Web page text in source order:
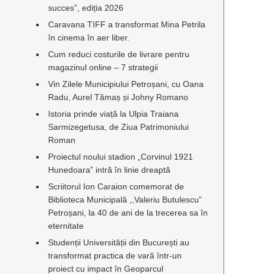
succes”, ediția 2026
Caravana TIFF a transformat Mina Petrila
în cinema în aer liber.
Cum reduci costurile de livrare pentru
magazinul online – 7 strategii
Vin Zilele Municipiului Petroșani, cu Oana
Radu, Aurel Tămaș și Johny Romano
Istoria prinde viață la Ulpia Traiana
Sarmizegetusa, de Ziua Patrimoniului
Roman
Proiectul noului stadion „Corvinul 1921
Hunedoara” intră în linie dreaptă
Scriitorul Ion Caraion comemorat de
Biblioteca Municipală ,,Valeriu Butulescu”
Petroșani, la 40 de ani de la trecerea sa în
eternitate
Studenții Universității din București au
transformat practica de vară într-un
proiect cu impact în Geoparcul